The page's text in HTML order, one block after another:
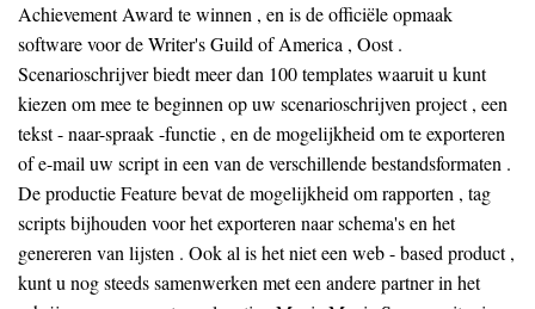
Achievement Award te winnen , en is de officiële opmaak
software voor de Writer's Guild of America , Oost .
Scenarioschrijver biedt meer dan 100 templates waaruit u kunt
kiezen om mee te beginnen op uw scenarioschrijven project , een
tekst - naar-spraak -functie , en de mogelijkheid om te exporteren
of e-mail uw script in een van de verschillende bestandsformaten .
De productie Feature bevat de mogelijkheid om rapporten , tag
scripts bijhouden voor het exporteren naar schema's en het
genereren van lijsten . Ook al is het niet een web - based product ,
kunt u nog steeds samenwerken met een andere partner in het